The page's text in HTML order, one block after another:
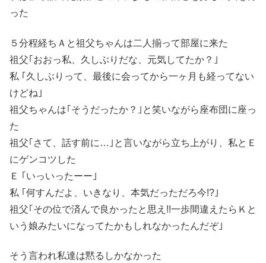
った
５分程経ちＡと祖父ちゃんは二人揃って部屋に来た
祖父｢おおっ私、久しぶりだな、元気してたか？｣
私 ｢久しぶりって、最後に会ってから一ヶ月も経ってない
けどね｣
祖父ちゃんは｢そうだったか？｣と笑いながら座布団に座っ
た
祖父｢さて、話す前に…｣と言いながら立ち上がり、私とＥ
にゲンコツした
Ｅ ｢いっいったーー｣
私 ｢何すんだよ、いきなり、本気だっただろ今!?｣
祖父｢その位で済んで良かったと思え!!一歩間違えたらＫと
いう娘みたいになってたかもしれなかったんだぞ｣
そう言われ私達は黙るしかなかった